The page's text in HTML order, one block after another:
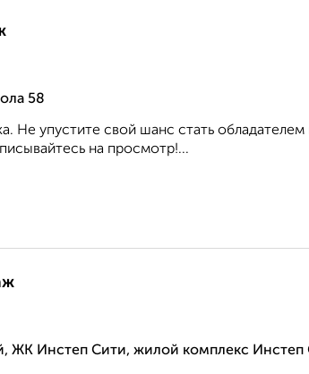
58
Не упустите свой шанс стать
на просмотр!...
ЖК Инстеп Сити, жилой комплекс Инстеп